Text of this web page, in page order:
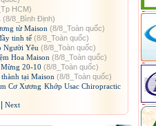
HCM)
(8/8_Bình Định)
từ Maison (8/8_Toàn quốc)
tinh tế (8/8_Toàn quốc)
Người Yêu (8/8_Toàn quốc)
Hoa Maison (8/8_Toàn quốc)
20-10 (8/8_Toàn quốc)
tại Maison (8/8_Toàn quốc)
Cơ Xương Khớp Usac Chiropractic
Next